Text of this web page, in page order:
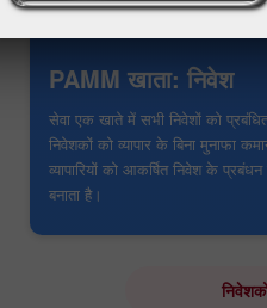
PAMM खाता: निवेश
सेवा एक खाते में सभी निवेशों को
निवेशकों को व्यापार के बिना मुनाफा
व्यापारियों को आकर्षित निवेश के
बनाता है।